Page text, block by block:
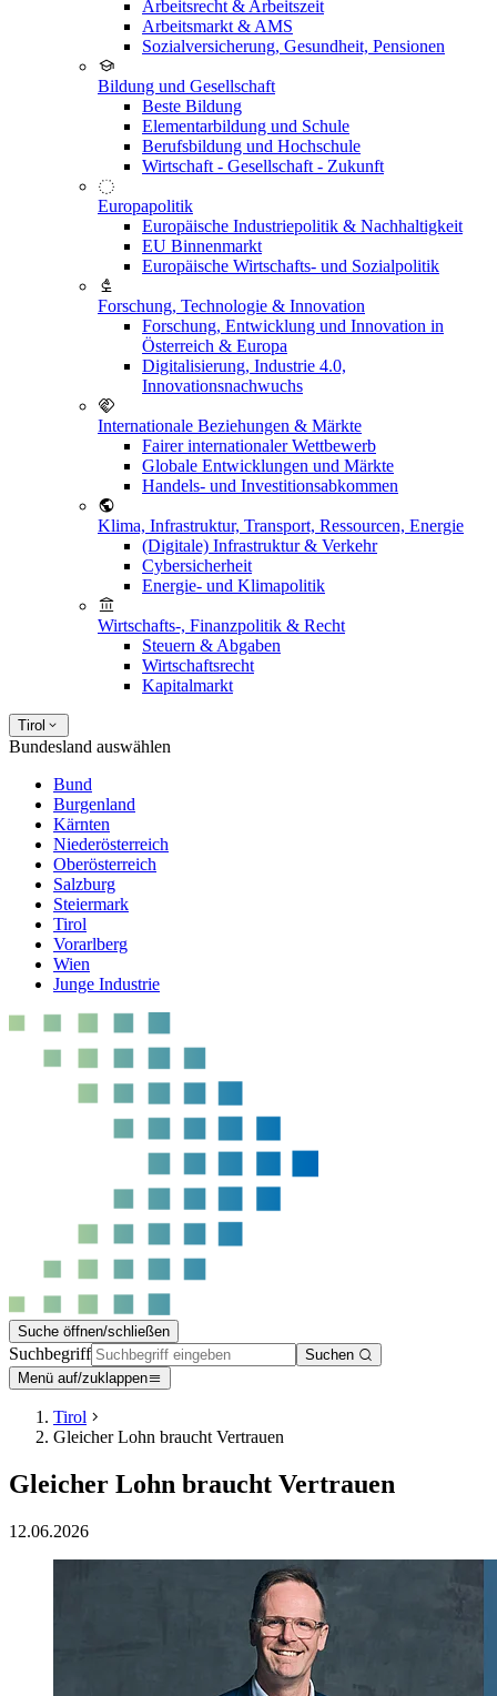
Arbeitsrecht & Arbeitszeit
Arbeitsmarkt & AMS
Sozialversicherung, Gesundheit, Pensionen
Bildung und Gesellschaft
Beste Bildung
Elementarbildung und Schule
Berufsbildung und Hochschule
Wirtschaft - Gesellschaft - Zukunft
Europapolitik
Europäische Industriepolitik & Nachhaltigkeit
EU Binnenmarkt
Europäische Wirtschafts- und Sozialpolitik
Forschung, Technologie & Innovation
Forschung, Entwicklung und Innovation in
Österreich & Europa
Digitalisierung, Industrie 4.0,
Innovationsnachwuchs
Internationale Beziehungen & Märkte
Fairer internationaler Wettbewerb
Globale Entwicklungen und Märkte
Handels- und Investitionsabkommen
Klima, Infrastruktur, Transport, Ressourcen, Energie
(Digitale) Infrastruktur & Verkehr
Cybersicherheit
Energie- und Klimapolitik
Wirtschafts-, Finanzpolitik & Recht
Steuern & Abgaben
Wirtschaftsrecht
Kapitalmarkt
Tirol
Bundesland auswählen
Bund
Burgenland
Kärnten
Niederösterreich
Oberösterreich
Salzburg
Steiermark
Tirol
Vorarlberg
Wien
Junge Industrie
Suche öffnen/schließen
Suchbegriff
Suchen
Menü auf/zuklappen
Tirol
Gleicher Lohn braucht Vertrauen
Gleicher Lohn braucht Vertrauen
12.06.2026